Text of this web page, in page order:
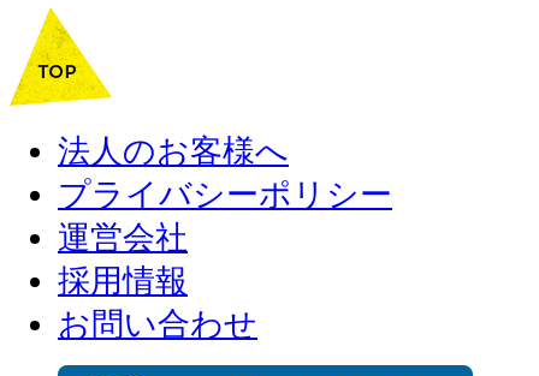
法人のお客様へ
プライバシーポリシー
運営会社
採用情報
お問い合わせ